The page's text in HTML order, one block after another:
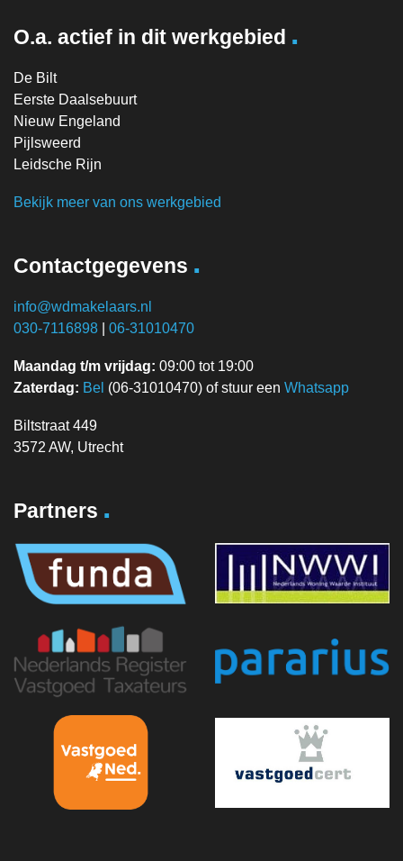
O.a. actief in dit werkgebied .
De Bilt
Eerste Daalsebuurt
Nieuw Engeland
Pijlsweerd
Leidsche Rijn
Bekijk meer van ons werkgebied
Contactgegevens .
info@wdmakelaars.nl
030-7116898
06-31010470
Maandag t/m vrijdag: 09:00 tot 19:00
Zaterdag: Bel (06-31010470) of stuur een Whatsapp
Biltstraat 449
3572 AW, Utrecht
Partners .